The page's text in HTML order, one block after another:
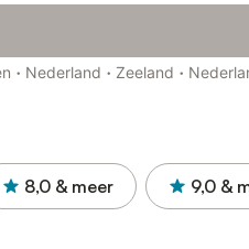
· Nederland · Zeeland ·
8,0 & meer 9,0 &